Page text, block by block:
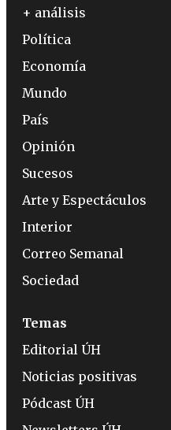
+ análisis
Política
Economía
Mundo
País
Opinión
Sucesos
Arte y Espectáculos
Interior
Correo Semanal
Sociedad
Temas
Editorial ÚH
Noticias positivas
Pódcast ÚH